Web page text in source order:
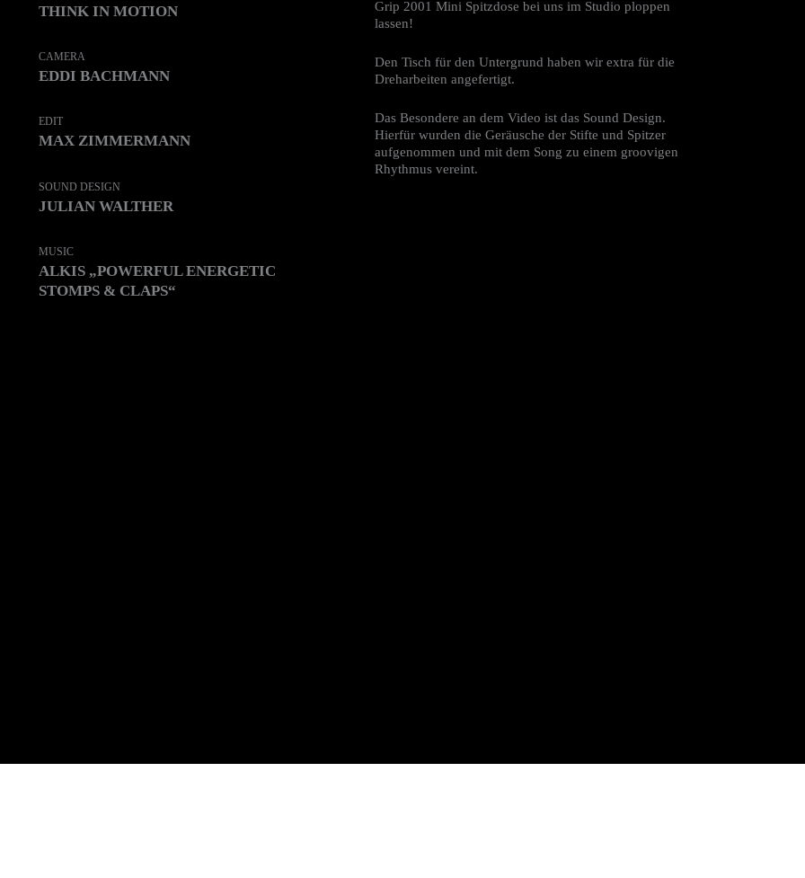
THINK IN MOTION
CAMERA
EDDI BACHMANN
EDIT
MAX ZIMMERMANN
SOUND DESIGN
JULIAN WALTHER
MUSIC
ALKIS „POWERFUL ENERGETIC
STOMPS & CLAPS“
Grip 2001 Mini Spitzdose bei uns im Studio ploppen
lassen!
Den Tisch für den Untergrund haben wir extra für die
Dreharbeiten angefertigt.
Das Besondere an dem Video ist das Sound Design.
Hierfür wurden die Geräusche der Stifte und Spitzer
aufgenommen und mit dem Song zu einem groovigen
Rhythmus vereint.